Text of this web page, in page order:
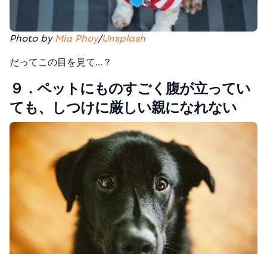
Photo by Mia Phoy/Unsplash
だってこの目を見て…？
９．ペットにものすごく腹が立ってい
ても、しつけに厳しい親になれない